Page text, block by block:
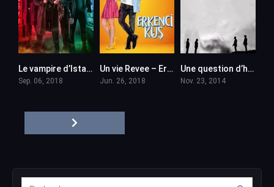
Le vampire d’Istanbul – Yasamayanlar en VF (Voix Francaise)
Sep. 06, 2018
Un vie Revee – Erkenci Kus en VF (Voix Francaise)
Jun. 26, 2018
Une question d’honneur – Seref Meselesi en VF (Voix Francaise)
Nov. 23, 2014